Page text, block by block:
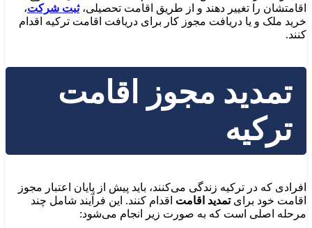
اقامتشان را تغییر دهند و از طریق اقامت تحصیلی،ثبت شرکت،
خرید ملک و یا دریافت مجوز کار برای دریافت اقامت ترکیه اقدام
کنند.
تمدید مجوز اقامت
ترکیه
افرادی که در ترکیه زندگی می‌کنند، باید پیش از پایان اعتبار مجوز
اقامت خود برایتمدید اقامت اقدام کنند. این فرآیند شامل چند
مرحله اصلی است که به صورت زیر انجام می‌شود: